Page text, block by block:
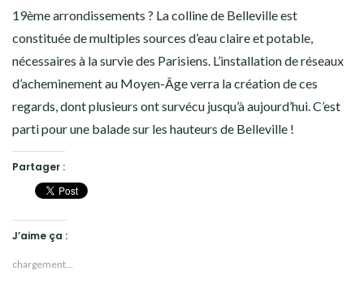
19ème arrondissements ? La colline de Belleville est
constituée de multiples sources d’eau claire et potable,
nécessaires à la survie des Parisiens. L’installation de réseaux
d’acheminement au Moyen-Âge verra la création de ces
regards, dont plusieurs ont survécu jusqu’à aujourd’hui. C’est
parti pour une balade sur les hauteurs de Belleville !
Partager :
J’aime ça :
chargement…